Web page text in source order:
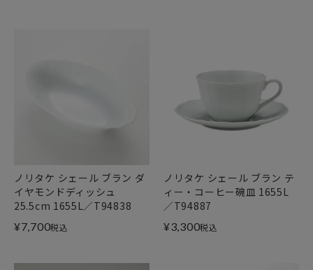
ノリタケ シェール ブラン ダ
イヤモンドディッシュ
25.5cm 1655L／T94838
¥7,700税込
ノリタケ シェール ブラン テ
ィー・コーヒー碗皿 1655L
／T94887
¥3,300税込